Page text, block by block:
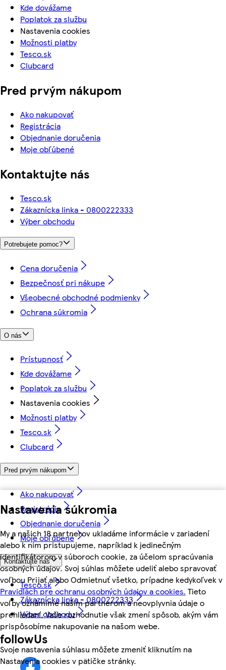
Nastavenia súkromia
My a našich 18 partnerov ukladáme informácie v zariadení
alebo k nim pristupujeme, napríklad k jedinečným
identifikátorom v súboroch cookie, za účelom spracúvania
osobných údajov. Svoj súhlas môžete udeliť alebo spravovať
voľbou Prijať alebo Odmietnuť všetko, prípadne kedykoľvek v
Pravidlách pre ochranu osobných údajov a cookies. Tieto
voľby oznámime našim partnerom a neovplyvnia údaje o
prehliadaní. Vaše rozhodnutie však zmení spôsob, akým vám
prispôsobíme nakupovanie na našom webe.
Svoje nastavenia súhlasu môžete zmeniť kliknutím na
Nastavenia cookies v pätičke stránky.
Kde dovážame
Poplatok za službu
Nastavenia cookies
Možnosti platby
Tesco.sk
Clubcard
Pred prvým nákupom
Ako nakupovať
Registrácia
Objednanie doručenia
Moje obľúbené
Kontaktujte nás
Tesco.sk
Zákaznícka linka - 0800222333
Výber obchodu
Potrebujete pomoc?
Cena doručenia
Bezpečnosť pri nákupe
Všeobecné obchodné podmienky
Ochrana súkromia
O nás
Prístupnosť
Kde dovážame
Poplatok za službu
Nastavenia cookies
Možnosti platby
Tesco.sk
Clubcard
Pred prvým nákupom
Ako nakupovať
Registrácia
Objednanie doručenia
Moje obľúbené
Kontaktujte nás
Tesco.sk
Zákaznícka linka - 0800222333
Výber obchodu
followUs